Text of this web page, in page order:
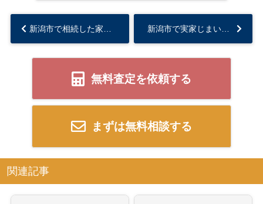
無料査定を依頼する
まずは無料相談する
関連記事